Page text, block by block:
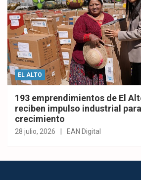
EL ALTO
193 emprendimientos de El
reciben impulso industrial
crecimiento
28 julio, 2026 EAN Digital